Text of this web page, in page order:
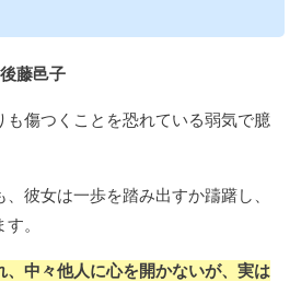
藤邑子
も傷つくことを恐れている弱気で臆
彼女は一歩を踏み出すか躊躇し、
。
、中々他人に心を開かないが、実は